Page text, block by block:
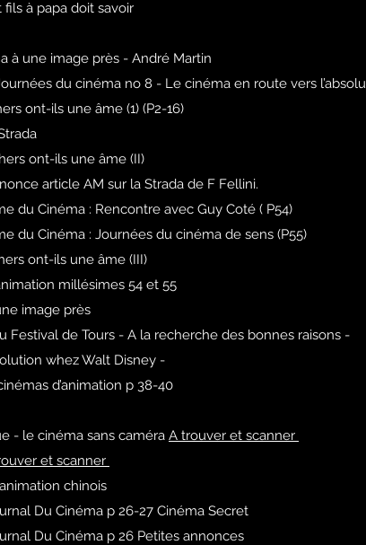
à papa doit savoir
à une image près - André Martin
du cinéma no 8 - Le cinéma en route vers l’absolu
ont-ils une âme (1) (P2-16)
ont-ils une âme (II)
article AM sur la Strada de F Fellini.
du Cinéma : Rencontre avec Guy Coté ( P54)
du Cinéma : Journées du cinéma de sens (P55)
ont-ils une âme (III)
millésimes 54 et 55
image près
Festival de Tours - A la recherche des bonnes raisons -
whez Walt Disney -
d’animation p 38-40
- le cinéma sans caméra A trouver et scanner
et scanner
chinois
Du Cinéma p 26-27 Cinéma Secret
Du Cinéma p 26 Petites annonces